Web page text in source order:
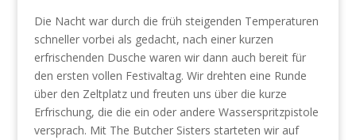
Die Nacht war durch die früh steigenden Temperaturen
schneller vorbei als gedacht, nach einer kurzen
erfrischenden Dusche waren wir dann auch bereit für
den ersten vollen Festivaltag. Wir drehten eine Runde
über den Zeltplatz und freuten uns über die kurze
Erfrischung, die die ein oder andere Wasserspritzpistole
versprach. Mit The Butcher Sisters starteten wir auf